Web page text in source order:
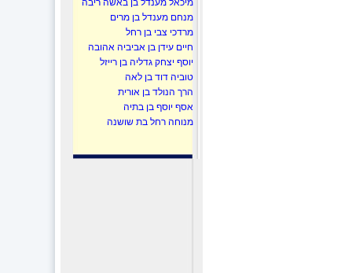
מיכאל מענדל בן באשה ריבה
מנחם מענדל בן מרים
מרדכי צבי בן רחל
חיים עידן בן אביביה אהובה
יוסף יצחק גדליה בן רייזל
טוביה דוד בן לאה
הרך הנולד בן אורית
אסף יוסף בן בתיה
מנוחה רחל בת שושנה